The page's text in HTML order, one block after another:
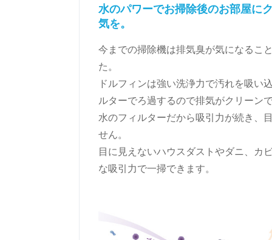
水のパワーでお掃除後のお部屋に
気を。
今までの掃除機は排気臭が気になるこ
た。
ドルフィンは強い洗浄力で汚れを吸い
ルターでろ過するので排気がクリーン
水のフィルターだから吸引力が続き、
せん。
目に見えないハウスダストやダニ、カ
な吸引力で一掃できます。